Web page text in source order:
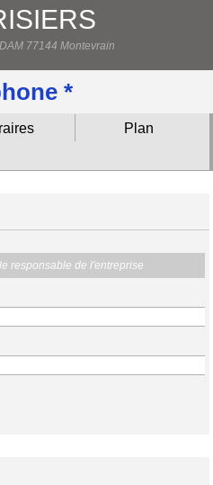
77144 Montevrain
*
Plan
responsable de l'entreprise